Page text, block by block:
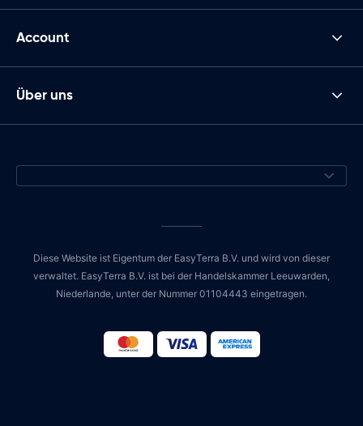
Account
Über uns
Diese Website ist Eigentum der EasyTerra B.V. und wird von dieser
verwaltet. EasyTerra B.V. ist bei der Handelskammer Leeuwarden,
Niederlande, unter der Nummer 01104443 eingetragen.